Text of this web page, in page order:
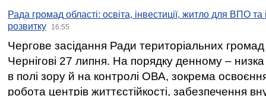
Рада громад області: освіта, інвестиції, житло для ВПО
розвитку
16:55
Чергове засідання Ради територіальних громад
Чернігові 27 липня. На порядку денному –
в полі зору й на контролі ОВА, зокрема освоєння
робота центрів життєстійкості, забезпечення